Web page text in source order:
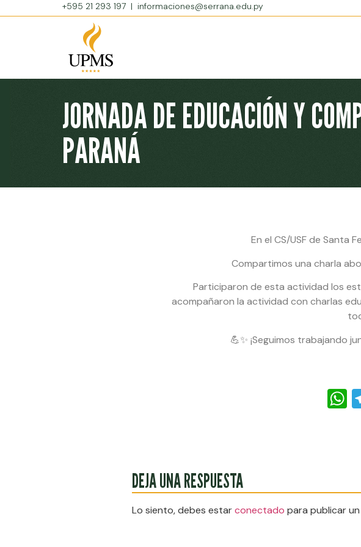
+595 21 293 197 | informaciones@serrana.edu.py
JORNADA DE EDUCACIÓN Y
PARANÁ
En el CS/USF de Santa
Compartimos una charla
Participaron de esta actividad los
acompañaron la actividad con charlas
💪✨ ¡Seguimos trabajando
DEJA UNA RESPUESTA
Lo siento, debes estarconectado para publicar